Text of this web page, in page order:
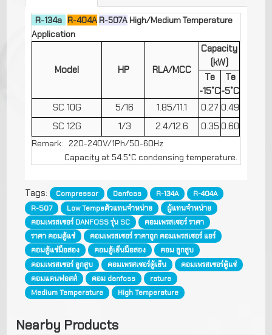
R-134a R-404A R-507A High/Medium Temperature
Application
Model HP RLA/MCC
Capacity
(kW)
Te
-15˚C
Te
-5˚C
SC 10G
5/16 1.85/11.1 0.27 0.49
SC 12G
1/3 2.4/12.6 0.35 0.60
Remark: 220-240V/1Ph/50-60Hz
Capacity at 54.5°C condensing temperature.
Tags: Compressor Danfoss R-134A
R-404A
R-507
Low Tempeตัวแทนจำหน่าย
ผู้แทนจำหน่าย
คอมเพรสเซอร์ DANFOSS รุ่น SC
คอมเพรสเซอร์ ราคา
ราคา คอมตู้แช่
คอมเพรสเซอร์ ราคาถูก คอมเพรสเซอร์ แอร์
คอมตู้แช่มือสอง
คอมตู้เย็นมือสอง
คอม ลูกสูบ
คอมเพรสเซอร์ ลูกสูบ
คอมเพรสเซอร์ตู้เย็น
คอมเพรสเซอร์ตู้แช่
คอมแดนฟอสส์
คอม danfoss
rature
Medium Temperature
High Temperature
Nearby Products